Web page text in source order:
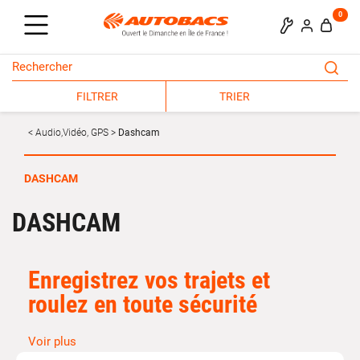
0
FILTRER TRIER
Audio,Vidéo, GPS Dashcam
DASHCAM
DASHCAM
Enregistrez vos trajets et
roulez en toute sécurité
Voir plus